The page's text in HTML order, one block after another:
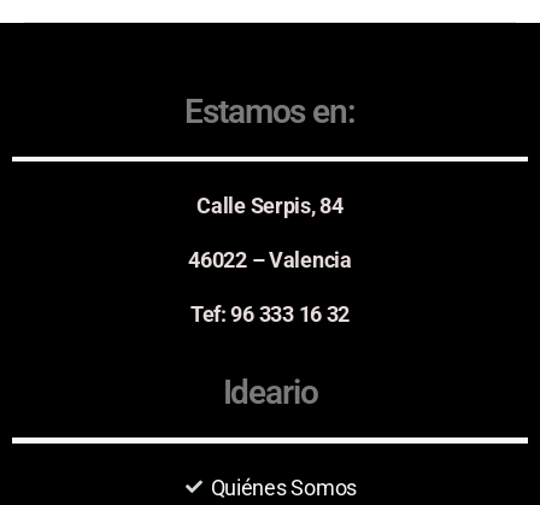
Estamos en:
Calle Serpis, 84
46022 – Valencia
Tef: 96 333 16 32
Ideario
Quiénes Somos